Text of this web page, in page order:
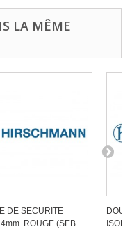
LA MÊME
DE SECURITE
4mm. ROUGE (SEB...